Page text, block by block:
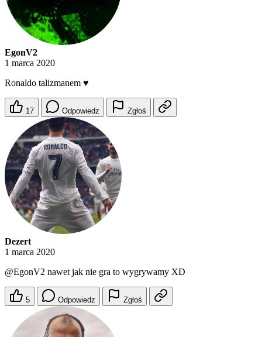
EgonV2
1 marca 2020
Ronaldo talizmanem ♥️
17 Odpowiedz Zgłoś
Dezert
1 marca 2020
@EgonV2 nawet jak nie gra to wygrywamy XD
5 Odpowiedz Zgłoś